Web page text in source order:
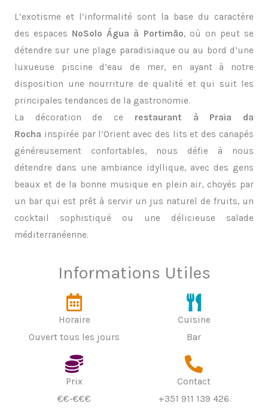
L’exotisme et l’informalité sont la base du caractère
des espaces NoSolo Água à Portimão, où on peut se
détendre sur une plage paradisiaque ou au bord d’une
luxueuse piscine d’eau de mer, en ayant à notre
disposition une nourriture de qualité et qui suit les
principales tendances de la gastronomie.
La décoration de ce restaurant à Praia da
Rocha inspirée par l’Orient avec des lits et des canapés
généreusement confortables, nous défie à nous
détendre dans une ambiance idyllique, avec des gens
beaux et de la bonne musique en plein air, choyés par
un bar qui est prêt à servir un jus naturel de fruits, un
cocktail sophistiqué ou une délicieuse salade
méditerranéenne.
Informations Utiles
Horaire
Ouvert tous les jours
Cuisine
Bar
Prix
€€-€€€
Contact
+351 911 139 426